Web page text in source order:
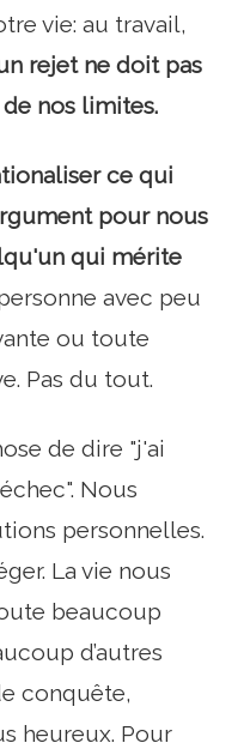
vie: au travail,
rejet ne doit pas
nos limites.
ce qui
pour nous
qui mérite
avec peu
ou toute
Pas du tout.
de dire "j'ai
Nous
personnelles.
La vie nous
beaucoup
d’autres
conquête,
heureux. Pour